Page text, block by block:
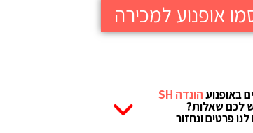
אופנוע למכירה
באופנוע הונדה SH
לכם שאלות?
פרטים ונחזור